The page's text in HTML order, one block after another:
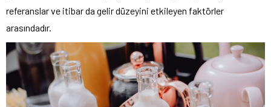
referanslar ve itibar da gelir düzeyini etkileyen faktörler
arasındadır.